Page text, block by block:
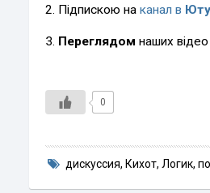
2. Підпискою на канал в
3. Переглядом наших
0
дискуссия, Кихот, Логик,